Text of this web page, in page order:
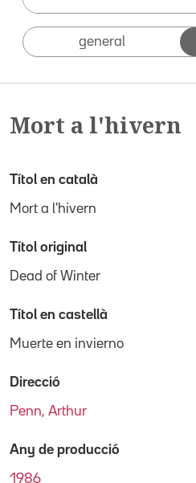
general
Mort a l'hivern
Títol en català
Mort a l'hivern
Títol original
Dead of Winter
Títol en castellà
Muerte en invierno
Direcció
Penn, Arthur
Any de producció
1986